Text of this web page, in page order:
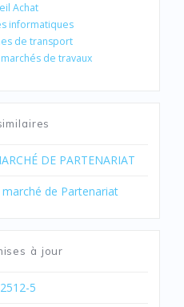
Achat
informatiques
de transport
de travaux
DE PARTENARIAT
de Partenariat
à jour
5